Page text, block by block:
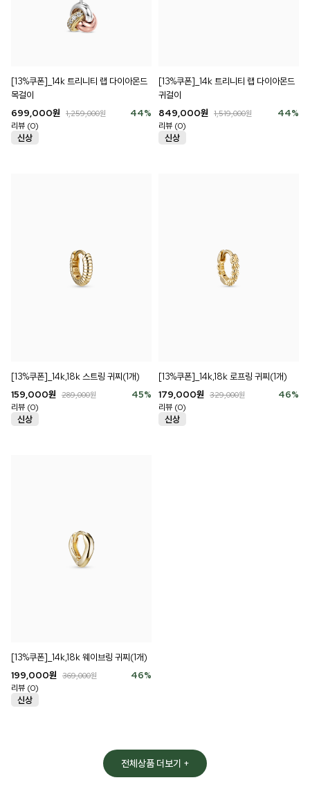
[13%쿠폰]_14k 트리니티 랩 다이아몬드
목걸이
44%
699,000원 1,259,000원
리뷰 (0)
[13%쿠폰]_14k 트리니티 랩 다이아몬드
귀걸이
44%
849,000원 1,519,000원
리뷰 (0)
[13%쿠폰]_14k,18k 스트링 귀찌(1개)
45%
159,000원 289,000원
리뷰 (0)
[13%쿠폰]_14k,18k 로프링 귀찌(1개)
46%
179,000원 329,000원
리뷰 (0)
[13%쿠폰]_14k,18k 웨이브링 귀찌(1개)
46%
199,000원 369,000원
리뷰 (0)
전체상품 더보기 +